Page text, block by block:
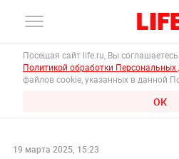
Посещая сайт life.ru, Вы
Политикой обработки
файлов cookie, указанных в данной
ОК
19 марта 2025, 15:23